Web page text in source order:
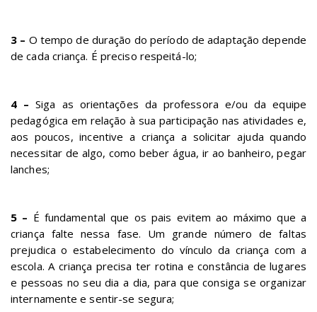
3 – O tempo de duração do período de adaptação depende
de cada criança. É preciso respeitá-lo;
4 – Siga as orientações da professora e/ou da equipe
pedagógica em relação à sua participação nas atividades e,
aos poucos, incentive a criança a solicitar ajuda quando
necessitar de algo, como beber água, ir ao banheiro, pegar
lanches;
5 – É fundamental que os pais evitem ao máximo que a
criança falte nessa fase. Um grande número de faltas
prejudica o estabelecimento do vínculo da criança com a
escola. A criança precisa ter rotina e constância de lugares
e pessoas no seu dia a dia, para que consiga se organizar
internamente e sentir-se segura;